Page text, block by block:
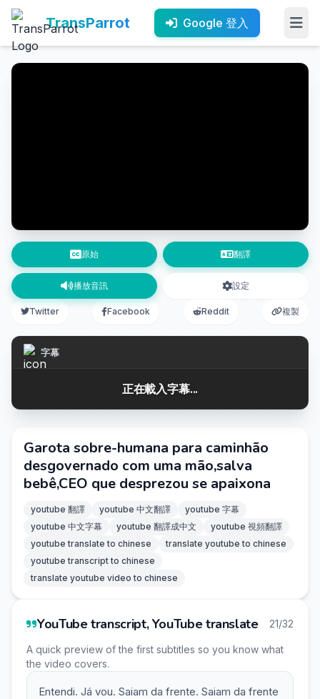
TransParrot Google 登入
原始 翻譯
播放音訊 設定
Twitter Facebook Reddit 複製
字幕
正在載入字幕...
Garota sobre-humana para caminhão
desgovernado com uma mão,salva
bebê,CEO que desprezou se apaixona
youtube 翻譯 youtube 中文翻譯
youtube 字幕
youtube 中文字幕
youtube 翻譯成中文
youtube 視頻翻譯
youtube translate to chinese
translate youtube to chinese
youtube transcript to chinese
translate youtube video to chinese
YouTube transcript, YouTube translate 21/32
A quick preview of the first subtitles so you know what
the video covers.
Entendi. Já vou. Saiam da frente. Saiam da frente